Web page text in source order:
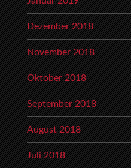
Dezember 2018
November 2018
Oktober 2018
September 2018
August 2018
Juli 2018